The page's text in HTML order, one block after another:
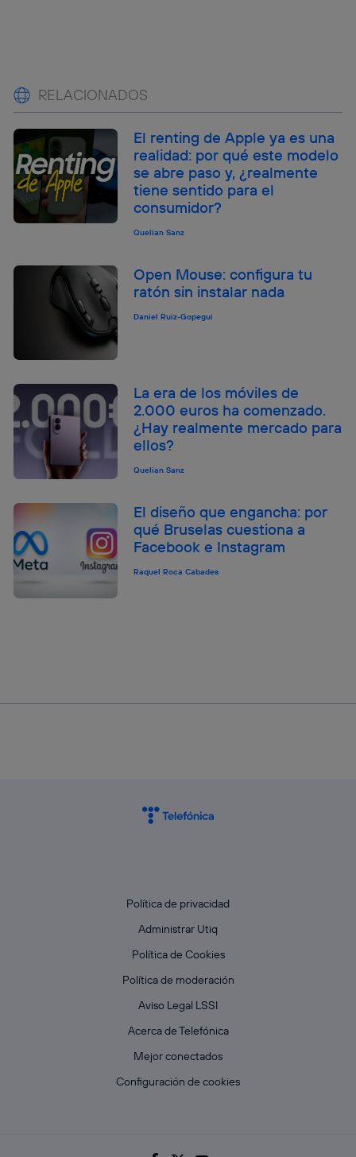
RELACIONADOS
El renting de Apple ya es una
realidad: por qué este modelo
se abre paso y, ¿realmente
tiene sentido para el
consumidor?
Quelian Sanz
Open Mouse: configura tu
ratón sin instalar nada
Daniel Ruiz-Gopegui
La era de los móviles de
2.000 euros ha comenzado.
¿Hay realmente mercado para
ellos?
Quelian Sanz
El diseño que engancha: por
qué Bruselas cuestiona a
Facebook e Instagram
Raquel Roca Cabades
Política de privacidad
Administrar Utiq
Política de Cookies
Política de moderación
Aviso Legal LSSI
Acerca de Telefónica
Mejor conectados
Configuración de cookies